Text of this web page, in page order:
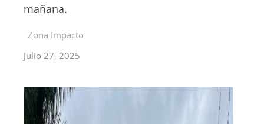
mañana.
Zona Impacto
Julio 27, 2025